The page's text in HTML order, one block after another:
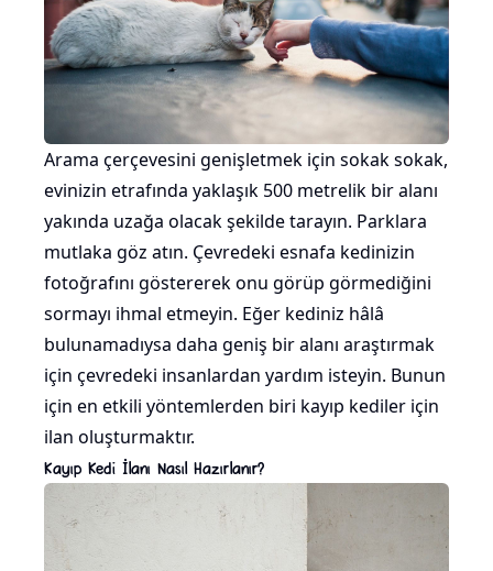
Arama çerçevesini genişletmek için sokak sokak,
evinizin etrafında yaklaşık 500 metrelik bir alanı
yakında uzağa olacak şekilde tarayın. Parklara
mutlaka göz atın. Çevredeki esnafa kedinizin
fotoğrafını göstererek onu görüp görmediğini
sormayı ihmal etmeyin. Eğer kediniz hâlâ
bulunamadıysa daha geniş bir alanı araştırmak
için çevredeki insanlardan yardım isteyin. Bunun
için en etkili yöntemlerden biri kayıp kediler için
ilan oluşturmaktır.
Kayıp Kedi İlanı Nasıl Hazırlanır?